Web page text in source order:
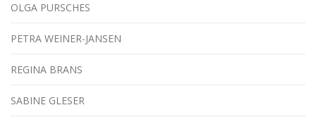
OLGA PURSCHES
PETRA WEINER-JANSEN
REGINA BRANS
SABINE GLESER